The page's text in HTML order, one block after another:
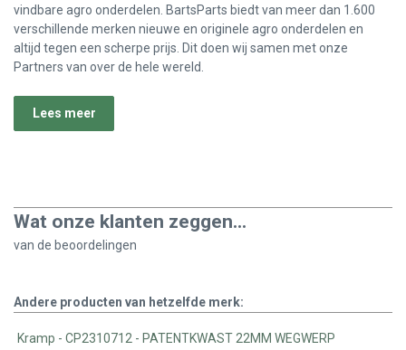
vindbare agro onderdelen. BartsParts biedt van meer dan 1.600
verschillende merken nieuwe en originele agro onderdelen en
altijd tegen een scherpe prijs. Dit doen wij samen met onze
Partners van over de hele wereld.
Lees meer
Wat onze klanten zeggen...
van de beoordelingen
Andere producten van hetzelfde merk:
Kramp - CP2310712 - PATENTKWAST 22MM WEGWERP